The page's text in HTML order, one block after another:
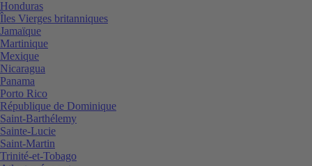
Honduras
Îles Vierges britanniques
Jamaïque
Martinique
Mexique
Nicaragua
Panama
Porto Rico
République de Dominique
Saint-Barthélemy
Sainte-Lucie
Saint-Martin
Trinité-et-Tobago